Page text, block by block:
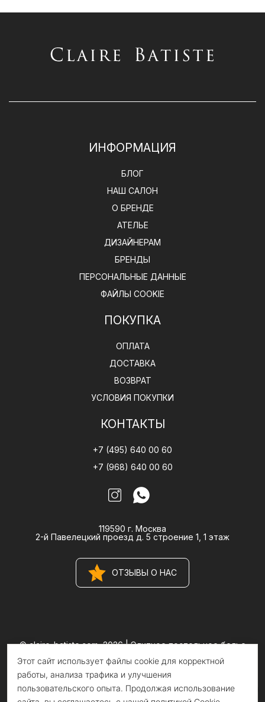
ИНФОРМАЦИЯ
БЛОГ
НАШ САЛОН
О БРЕНДЕ
АТЕЛЬЕ
ДИЗАЙНЕРАМ
БРЕНДЫ
ПЕРСОНАЛЬНЫЕ ДАННЫЕ
ФАЙЛЫ COOKIE
ПОКУПКА
ОПЛАТА
ДОСТАВКА
ВОЗВРАТ
УСЛОВИЯ ПОКУПКИ
КОНТАКТЫ
+7 (495) 640 00 60
+7 (968) 640 00 60
119590 г. Москва
2-й Павелецкий проезд д. 5 строение 1, 1 этаж
ОТЗЫВЫ О НАС
© claire-batiste.com, 2026 |Элитное постельное белье
Информация на сайте носит информационный характер и не
является публичной офертой
Этот сайт использует файлы cookie для корректной
работы, анализа трафика и улучшения
пользовательского опыта. Продолжая использование